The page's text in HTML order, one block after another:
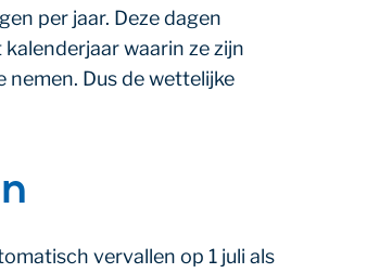
per jaar. Deze dagen
waarin ze zijn
Dus de wettelijke
vervallen op 1 juli als